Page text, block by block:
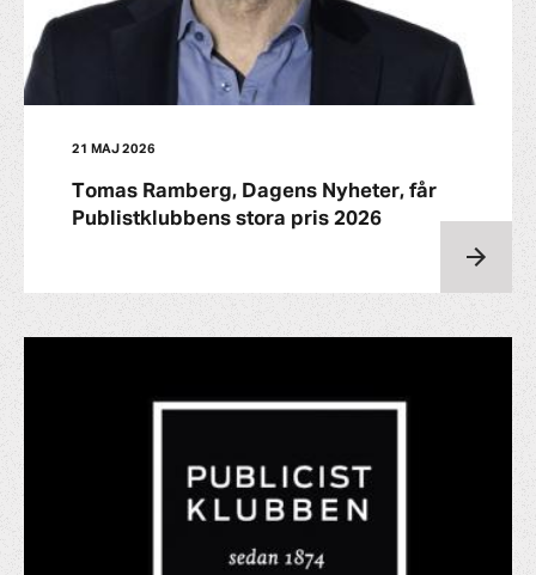
21 MAJ 2026
Tomas Ramberg, Dagens Nyheter, får
Publistklubbens stora pris 2026